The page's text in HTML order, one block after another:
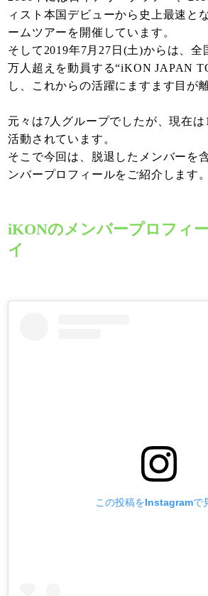
ィスト本国デビューから史上最速と
ームツアーを開催しています。
そして2019年7月27日(土)からは、全
万人超えを動員する“iKON JAPAN
し、これからの活躍にますます目が
元々は7人グループでしたが、現在
活動されています。
そこで今回は、脱退したメンバーを
ンバープロフィールをご紹介します。
iKONのメンバープロフィ
イ
この投稿をInstagramで